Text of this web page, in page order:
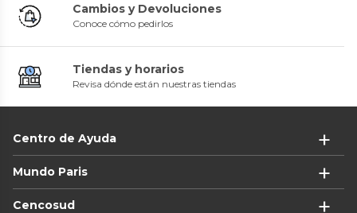
Cambios y Devoluciones
Conoce cómo pedirlos
Tiendas y horarios
Revisa dónde están nuestras tiendas
Centro de Ayuda
Mundo Paris
Cencosud